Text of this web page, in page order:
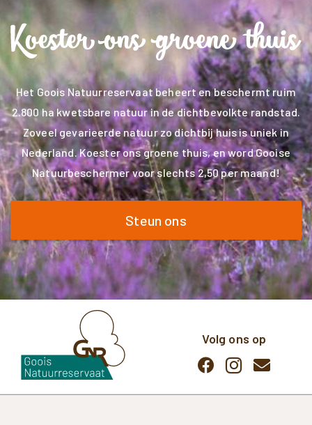
Het Goois Natuurreservaat beheert en beschermt ruim
2.800 ha kwetsbare natuur in de dichtbevolkte randstad.
Zoveel gevarieerde natuur zo dichtbij huis is uniek in
Nederland. Koester ons groene thuis, en word Gooise
Natuurbeschermer voor slechts 2,50 per maand!
Steun ons
Volg ons op